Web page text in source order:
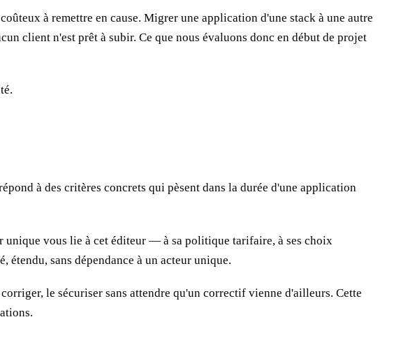
à remettre en cause. Migrer une application d'une stack à une autre
client n'est prêt à subir. Ce que nous évaluons donc en début de projet
à des critères concrets qui pèsent dans la durée d'une application
unique vous lie à cet éditeur — à sa politique tarifaire, à ses choix
étendu, sans dépendance à un acteur unique.
le sécuriser sans attendre qu'un correctif vienne d'ailleurs. Cette